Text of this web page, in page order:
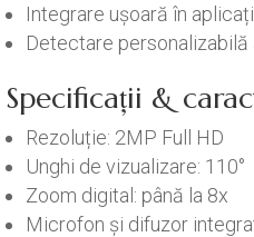
Integrare ușoară în
Detectare personalizabilă
Specificații &
Rezoluție: 2MP Full HD
Unghi de vizualizare: 110°
Zoom digital: până la 8x
Microfon și difuzor